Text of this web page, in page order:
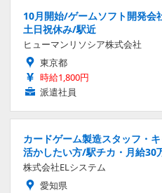
10月開始/ゲームソフト開発
土日祝休み/駅近
ヒューマンリソシア株式会社
東京都
時給1,800円
派遣社員
カードゲーム製造スタッフ・
活かしたい方/駅チカ・月給30
株式会社ELシステム
愛知県